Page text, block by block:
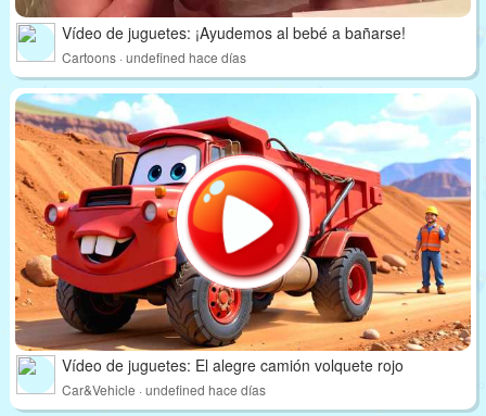
Vídeo de juguetes: ¡Ayudemos al bebé a bañarse!
Cartoons · undefined hace días
Vídeo de juguetes: El alegre camión volquete rojo
Car&Vehicle · undefined hace días